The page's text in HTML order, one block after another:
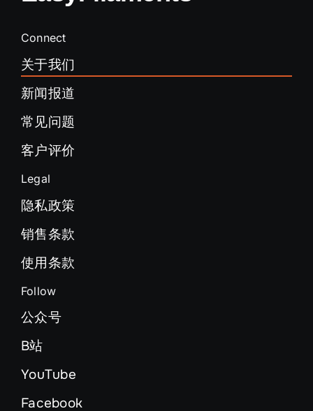
Connect
关于我们
新闻报道
常见问题
客户评价
Legal
隐私政策
销售条款
使用条款
Follow
公众号
B站
YouTube
Facebook